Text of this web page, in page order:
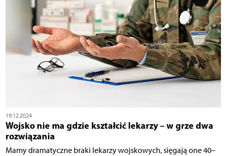
19.12.2024
Wojsko nie ma gdzie kształcić lekarzy – w grze dwa
rozwiązania
Mamy dramatyczne braki lekarzy wojskowych, sięgają one 40–